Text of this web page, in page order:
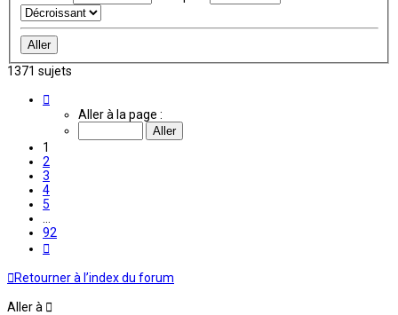
1371 sujets
Aller à la page :
1
2
3
4
5
92
Retourner à l’index du forum
Aller à